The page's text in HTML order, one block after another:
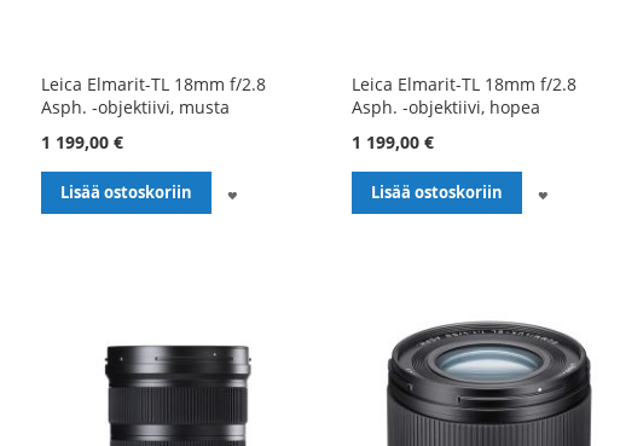
Leica Elmarit-TL 18mm f/2.8
Asph. -objektiivi, musta
1 199,00 €
Lisää ostoskoriin
Leica Elmarit-TL 18mm f/2.8
Asph. -objektiivi, hopea
1 199,00 €
Lisää ostoskoriin